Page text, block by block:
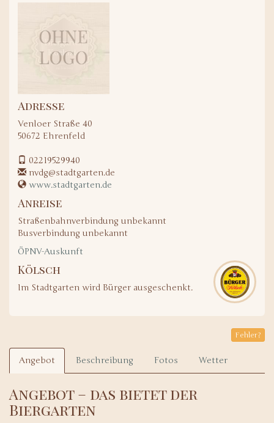
Adresse
Venloer Straße 40
50672 Ehrenfeld
02219529940
nvdg@stadtgarten.de
www.stadtgarten.de
Anreise
Straßenbahnverbindung unbekannt
Busverbindung unbekannt
ÖPNV-Auskunft
Kölsch
Im Stadtgarten wird Bürger ausgeschenkt.
Fehler?
Angebot Beschreibung Fotos Wetter
Angebot – das bietet der
Biergarten